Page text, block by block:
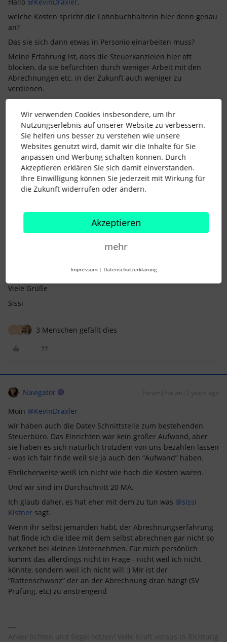
welche Kosten spricht die Lohnbuchhalterin hier denn genau
an?
Das sie sich dann etwas in Personio einarbeiten muss?
Meine Erfahrung ist, dass die Steuerkanzleien hier oft
blocken, da sie befürchten durch weniger Arbeit mit den
Abrechnungen etc. in der Zukunft auch weniger zu
verdienen.
Sinn, die Lohnbuchhaltung über Personio Payroll direkt in
Echtzeit selbst zu machen?
https://www.personio.de/hr/personio-payroll/?
ad_group_id=162656154894&campaign_id=17947823729&ad_i
d=704037019591&match_type=e&target=aud-
467723899084:kwd-
803207479581&utm_term=personio%20lohnabrechnung&utm
_campaign=DEU_DE_SRC_BRA_Personio&utm_source=adwords
3729&hsa_grp=162656154894&hsa_ad=704037019591&hsa_sr
c=g&hsa_tgt=aud-467723899084:kwd-
803207479581&hsa_kw=personio%20lohnabrechnung&hsa_m
t=e&hsa_net=adwords&hsa_ver=3&gad_source=1&gclid=CjwK
CAjwp4m0BhBAEiwAsdc4aAtLDE_Y-
POYVzOJftyOh8hoCDxEQAvD_BwE
Viele Grüße
Sissi
3 Menschen gefällt dies
Navigator Forum|Forum|2 years ago
Moin @KevinDraxler
wir haben auch die Datev Schnittstelle zum bestehenden
Steuerbüro. Das Einrichten war kein großer Aufwand, aber
sie haben es sich natürlich trotzdem von uns bezahlen lassen
- was ich fair finde weil sie ja auch den “Aufwand” haben.
Ehrlicherweise weiß ich nicht wie hoch die Kosten waren.
Und wir sind im Durchschnitt 20 MA.
Ich glaub daher, es hat eher mit dem zu tun was @sissi
Kistner sagt.
Wenn ihr selbst jemanden habt, der Abrechnungserfahrung
hat finde ich die Idee mit dem selbst abrechnen gar nicht so
verkehrt bei kleinen Unternehmen. Für mich persönlich
kommt das allerdings nicht in Frage - nicht weil ich nicht
könnte, sondern weil ich nicht will :) MIr ist der
“Rattenschwanz” der an der Abrechnung dran hängt (SV
Prüfung, etc) zu anstrengend
Anker lichten und Segel setzen! Volle Kraft voraus in Richtung
Wir verwenden Cookies insbesondere, um Ihr
Nutzungserlebnis auf unserer Website zu verbessern.
Sie helfen uns besser zu verstehen wie unsere
Websites genutzt wird, damit wir die Inhalte für Sie
anpassen und Werbung schalten können. Durch
Akzeptieren erklären Sie sich damit einverstanden.
Ihre Einwilligung können Sie jederzeit mit Wirkung für
die Zukunft widerrufen oder ändern.
Akzeptieren
mehr
Impressum | Datenschutzerklärung